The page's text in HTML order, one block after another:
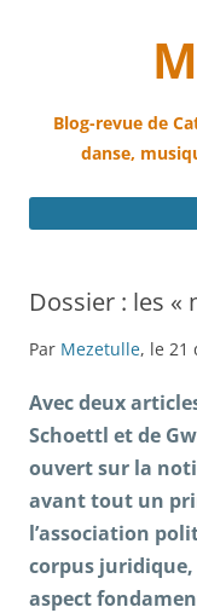
Blog-revue de
danse,
Dossier : les
Par Mezetulle, le 21
Avec deux
Schoettl et de
ouvert sur la
avant tout un
l’association
corpus juridique,
aspect